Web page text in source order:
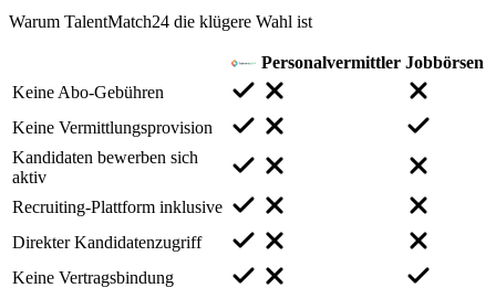
Warum TalentMatch24 die klügere Wahl ist
Personalvermittler Jobbörsen
Keine Abo-Gebühren
Keine Vermittlungsprovision
Kandidaten bewerben sich
aktiv
Recruiting-Plattform inklusive
Direkter Kandidatenzugriff
Keine Vertragsbindung